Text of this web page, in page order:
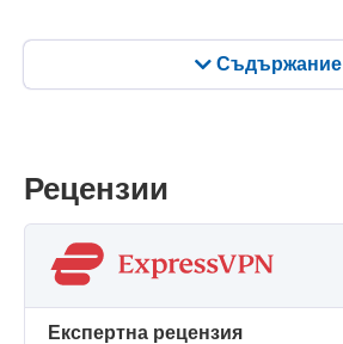
Съдържание
Рецензии
Eкспертна рецензия